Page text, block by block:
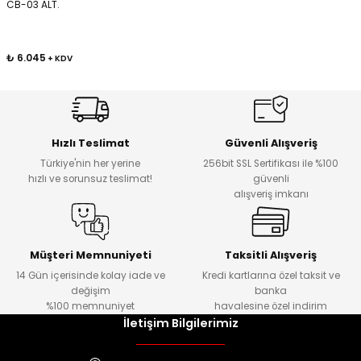
CB-03 ALT.
₺ 6.045 + KDV
Hızlı Teslimat
Türkiye'nin her yerine
hızlı ve sorunsuz teslimat!
Güvenli Alışveriş
256bit SSL Sertifikası ile %100
güvenli
alışveriş imkanı
Müşteri Memnuniyeti
14 Gün içerisinde kolay iade ve
değişim
%100 memnuniyet
Taksitli Alışveriş
Kredi kartlarına özel taksit ve
banka
havalesine özel indirim
İletişim Bilgilerimiz